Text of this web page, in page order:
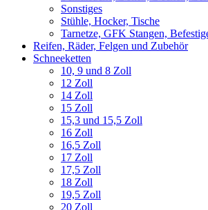
Sonstiges
Stühle, Hocker, Tische
Tarnetze, GFK Stangen,
Reifen, Räder, Felgen und Zubehör
Schneeketten
10, 9 und 8 Zoll
12 Zoll
14 Zoll
15 Zoll
15,3 und 15,5 Zoll
16 Zoll
16,5 Zoll
17 Zoll
17,5 Zoll
18 Zoll
19,5 Zoll
20 Zoll